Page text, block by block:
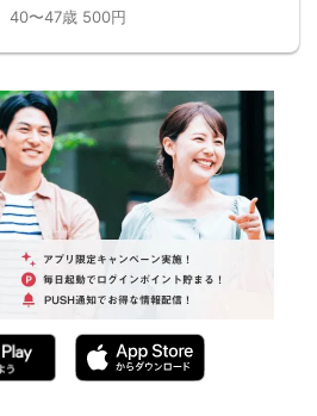
40〜47歳 500円